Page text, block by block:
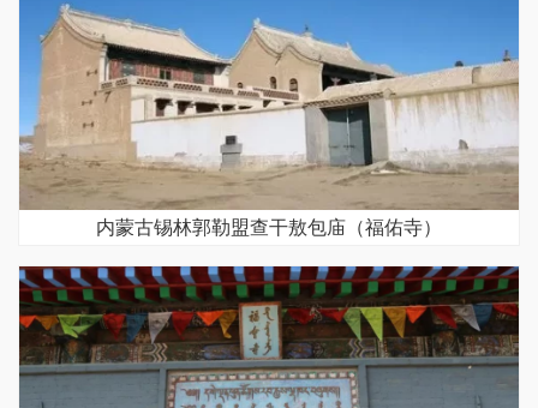
内蒙古锡林郭勒盟查干敖包庙（福佑寺）